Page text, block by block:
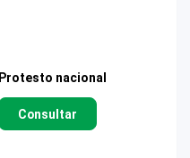
Protesto nacional
Consultar